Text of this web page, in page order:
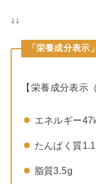
↓↓
「栄養成分表
【栄養成分表示
エネルギー47
たんぱく質
脂質3.5g